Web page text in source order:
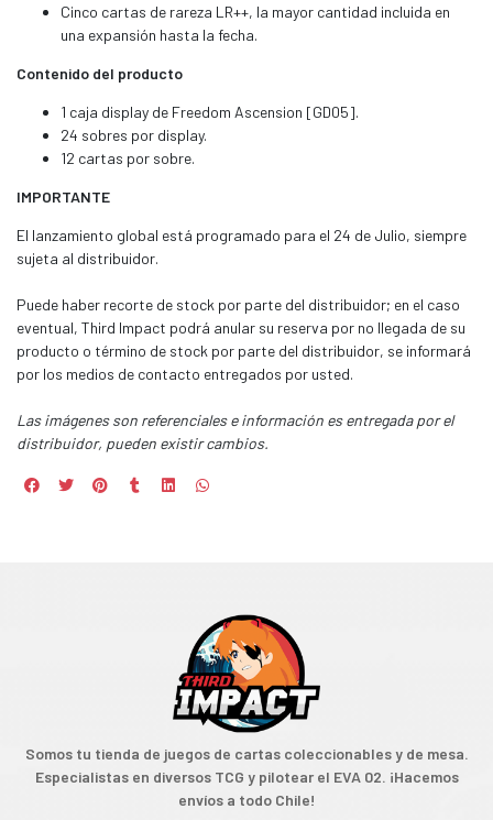
Cinco cartas de rareza LR++, la mayor cantidad incluida en
una expansión hasta la fecha.
Contenido del producto
1 caja display de Freedom Ascension [GD05].
24 sobres por display.
12 cartas por sobre.
IMPORTANTE
El lanzamiento global está programado para el 24 de Julio, siempre
sujeta al distribuidor.
Puede haber recorte de stock por parte del distribuidor; en el caso
eventual, Third Impact podrá anular su reserva por no llegada de su
producto o término de stock por parte del distribuidor, se informará
por los medios de contacto entregados por usted.
Las imágenes son referenciales e información es entregada por el
distribuidor, pueden existir cambios.
Somos tu tienda de juegos de cartas coleccionables y de mesa.
Especialistas en diversos TCG y pilotear el EVA 02. ¡Hacemos
envíos a todo Chile!